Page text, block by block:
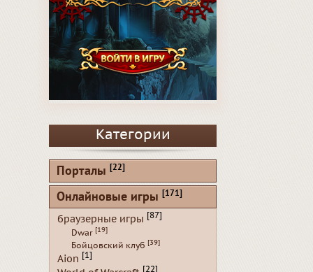
Категории
Порталы [22]
Онлайновые игры [171]
браузерные игры [87]
Dwar [19]
Бойцовский клуб [39]
Aion [1]
[22]